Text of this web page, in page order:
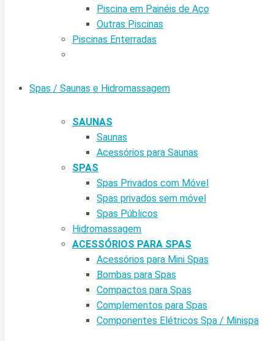
Piscina em Painéis de Aço
Outras Piscinas
Piscinas Enterradas
Spas / Saunas e Hidromassagem
SAUNAS
Saunas
Acessórios para Saunas
SPAS
Spas Privados com Móvel
Spas privados sem móvel
Spas Públicos
Hidromassagem
ACESSÓRIOS PARA SPAS
Acessórios para Mini Spas
Bombas para Spas
Compactos para Spas
Complementos para Spas
Componentes Elétricos Spa / Minispa